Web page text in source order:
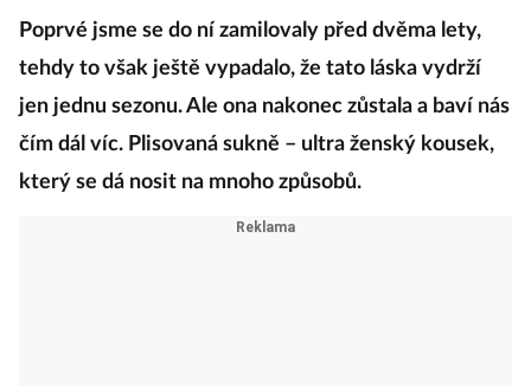
Poprvé jsme se do ní zamilovaly před dvěma lety,
tehdy to však ještě vypadalo, že tato láska vydrží
jen jednu sezonu. Ale ona nakonec zůstala a baví nás
čím dál víc. Plisovaná sukně – ultra ženský kousek,
který se dá nosit na mnoho způsobů.